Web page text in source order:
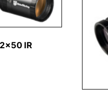
IR